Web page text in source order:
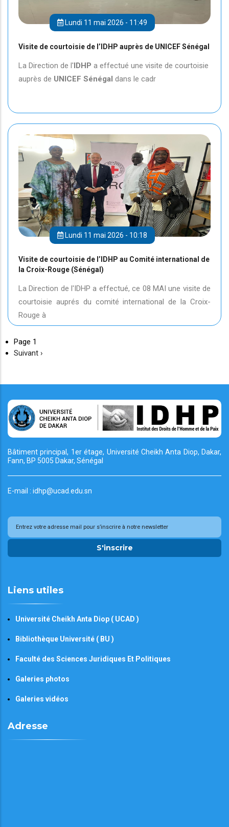
Lundi 11 mai 2026 - 11:49
Visite de courtoisie de l’IDHP auprès de UNICEF Sénégal
La Direction de l'IDHP a effectué une visite de courtoisie
auprès de UNICEF Sénégal dans le cadr
Lundi 11 mai 2026 - 10:18
Visite de courtoisie de l’IDHP au Comité international de
la Croix-Rouge (Sénégal)
La Direction de l'IDHP a effectué, ce 08 MAI une visite de
courtoisie auprés du comité international de la Croix-
Rouge à
Page 1
Page
Suivant ›
Bâtiment principal, 1er étage, Université CheikhAnta Diop, Dakar,
Fann, BP 5005 Dakar, Sénégal
E-mail : idhp@ucad.edu.sn
S'inscrire
Liens utiles
Université Cheikh Anta Diop ( UCAD )
Bibliothèque Université ( BU )
Faculté des Sciences Juridiques Et Politiques
Galeries photos
Galeries vidéos
Adresse